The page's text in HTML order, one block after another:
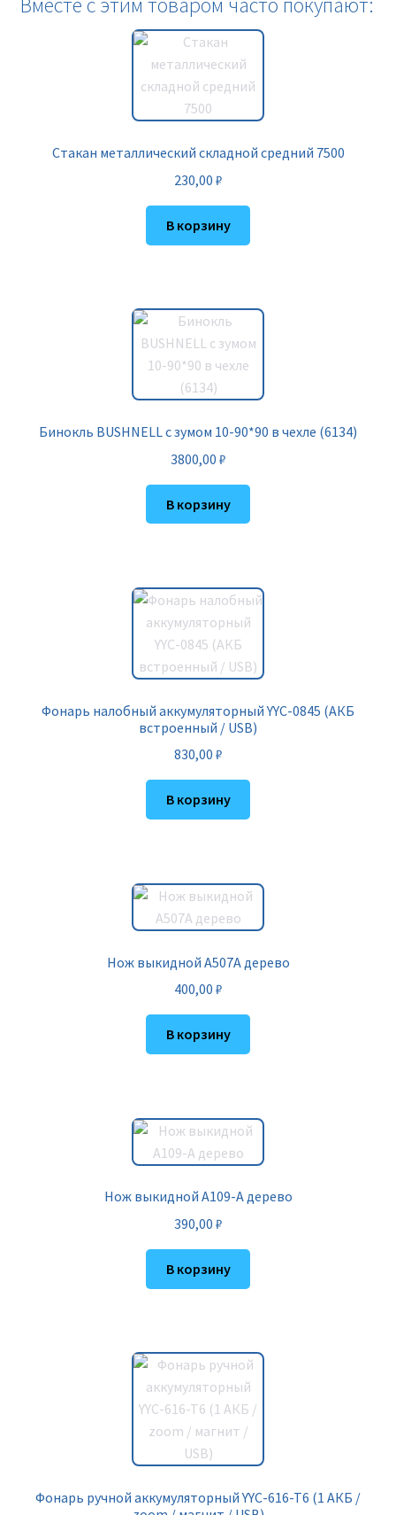
Стакан металлический складной средний 7500
230,00 ₽
В корзину
Бинокль BUSHNELL с зумом 10-90*90 в чехле (6134)
3800,00 ₽
В корзину
Фонарь налобный аккумуляторный YYC-0845 (АКБ
встроенный / USB)
830,00 ₽
В корзину
Нож выкидной A507A дерево
400,00 ₽
В корзину
Нож выкидной A109-A дерево
390,00 ₽
В корзину
Фонарь ручной аккумуляторный YYC-616-T6 (1 АКБ /